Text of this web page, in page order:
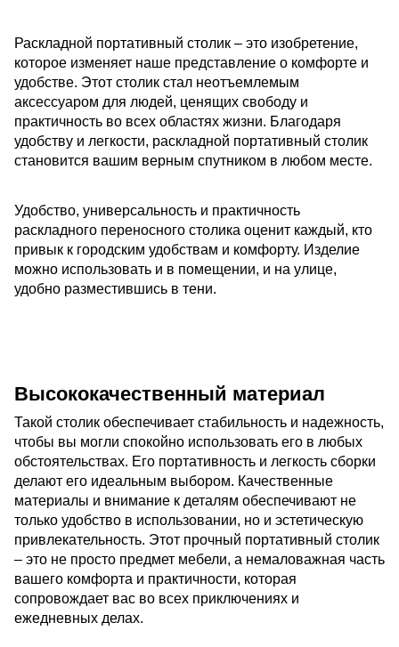
Раскладной портативный столик – это изобретение,
которое изменяет наше представление о комфорте и
удобстве. Этот столик стал неотъемлемым
аксессуаром для людей, ценящих свободу и
практичность во всех областях жизни. Благодаря
удобству и легкости, раскладной портативный столик
становится вашим верным спутником в любом месте.
Удобство, универсальность и практичность
раскладного переносного столика оценит каждый, кто
привык к городским удобствам и комфорту. Изделие
можно использовать и в помещении, и на улице,
удобно разместившись в тени.
Высококачественный материал
Такой столик обеспечивает стабильность и надежность,
чтобы вы могли спокойно использовать его в любых
обстоятельствах. Его портативность и легкость сборки
делают его идеальным выбором. Качественные
материалы и внимание к деталям обеспечивают не
только удобство в использовании, но и эстетическую
привлекательность. Этот прочный портативный столик
– это не просто предмет мебели, а немаловажная часть
вашего комфорта и практичности, которая
сопровождает вас во всех приключениях и
ежедневных делах.